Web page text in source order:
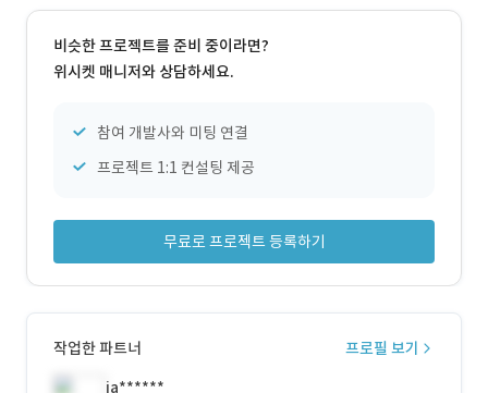
비슷한 프로젝트를 준비 중이라면?
위시켓 매니저와 상담하세요.
참여 개발사와 미팅 연결
프로젝트 1:1 컨설팅 제공
무료로 프로젝트 등록하기
작업한 파트너
프로필 보기
ja******